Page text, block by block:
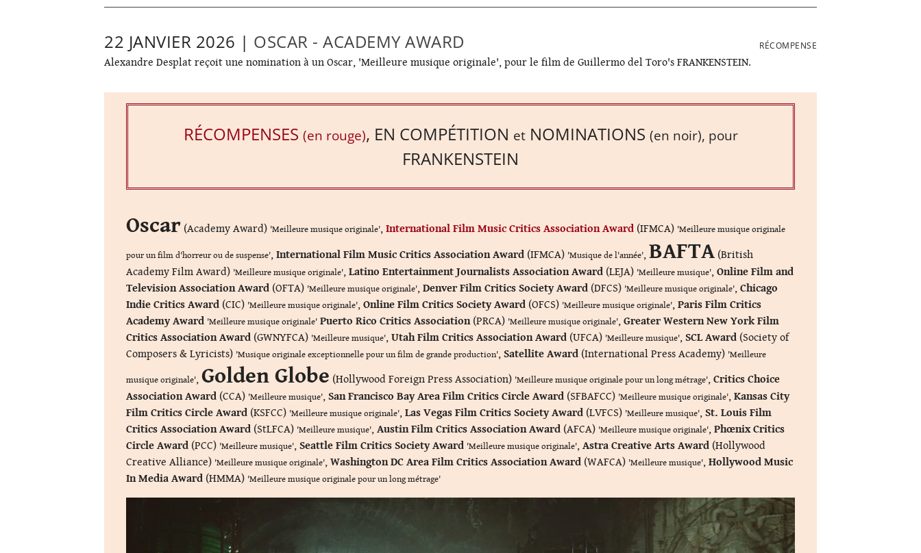
22 JANVIER 2026 | OSCAR - ACADEMY AWARD RÉCOMPENSE
Alexandre Desplat reçoit une nomination à un Oscar, 'Meilleure musique originale', pour le film de Guillermo del Toro'sFRANKENSTEIN.
RÉCOMPENSES (en rouge), EN COMPÉTITION et NOMINATIONS (en noir), pour
FRANKENSTEIN
Oscar (Academy Award) 'Meilleure musique originale',International Film Music Critics Association Award (IFMCA) 'Meilleure musique originale
pour un film d'horreur ou de suspense',International Film Music Critics Association Award (IFMCA) 'Musique de l'année',BAFTA(British
Academy Film Award) 'Meilleure musique originale',Latino Entertainment Journalists Association Award (LEJA) 'Meilleure musique',Online Film and
Television Association Award (OFTA) 'Meilleure musique originale',Denver Film Critics Society Award (DFCS) 'Meilleure musique originale',Chicago
Indie Critics Award (CIC) 'Meilleure musique originale',Online Film Critics Society Award (OFCS) 'Meilleure musique originale',Paris Film Critics
Academy Award 'Meilleure musique originale' Puerto Rico Critics Association(PRCA) 'Meilleure musique originale',Greater Western New York Film
Critics Association Award (GWNYFCA) 'Meilleure musique',Utah Film Critics Association Award (UFCA) 'Meilleure musique',SCL Award (Society of
Composers & Lyricists) 'Musique originale exceptionnelle pour un film de grande production',Satellite Award (International Press Academy) 'Meilleure
musique originale',Golden Globe (Hollywood Foreign Press Association) 'Meilleure musique originale pour un long métrage',Critics Choice
Association Award (CCA) 'Meilleure musique',San Francisco Bay Area Film Critics Circle Award (SFBAFCC) 'Meilleure musique originale',Kansas City
Film Critics Circle Award (KSFCC) 'Meilleure musique originale',Las Vegas Film Critics Society Award (LVFCS) 'Meilleure musique',St. Louis Film
Critics Association Award (StLFCA) 'Meilleure musique',Austin Film Critics Association Award (AFCA) 'Meilleure musique originale',Phœnix Critics
Circle Award (PCC) 'Meilleure musique',Seattle Film Critics Society Award 'Meilleure musique originale',Astra Creative Arts Award (Hollywood
Creative Alliance) 'Meilleure musique originale',Washington DC Area Film Critics Association Award (WAFCA) 'Meilleure musique',Hollywood Music
In Media Award (HMMA) 'Meilleure musique originale pour un long métrage'